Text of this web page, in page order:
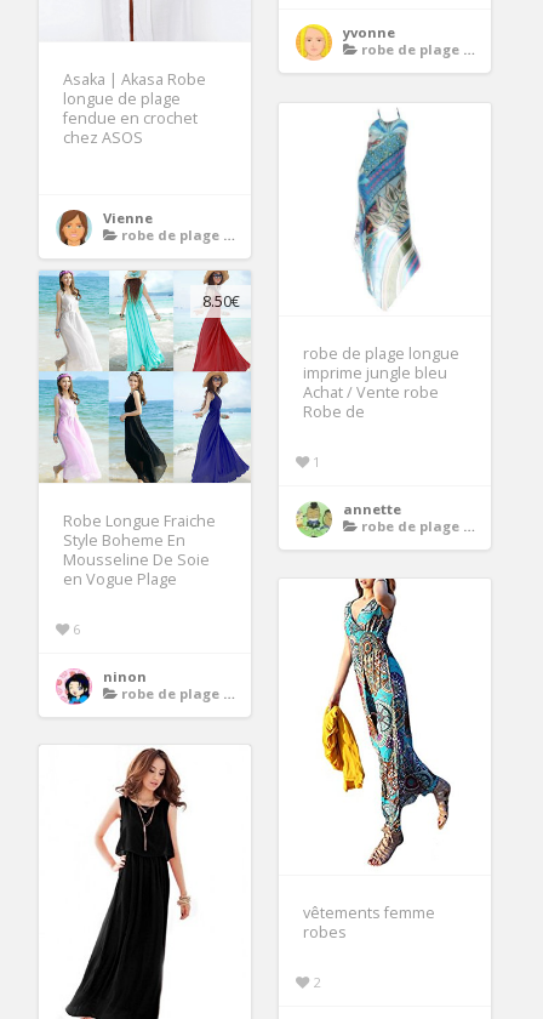
yvonne
robe de plage longue
Asaka | Akasa Robe
longue de plage
fendue en crochet
chez ASOS
Vienne
robe de plage longue
robe de plage longue
imprime jungle bleu
Achat / Vente robe
Robe de
1
annette
robe de plage longue
8.50€
Robe Longue Fraiche
Style Boheme En
Mousseline De Soie
en Vogue Plage
6
ninon
robe de plage longue
vêtements femme
robes
2